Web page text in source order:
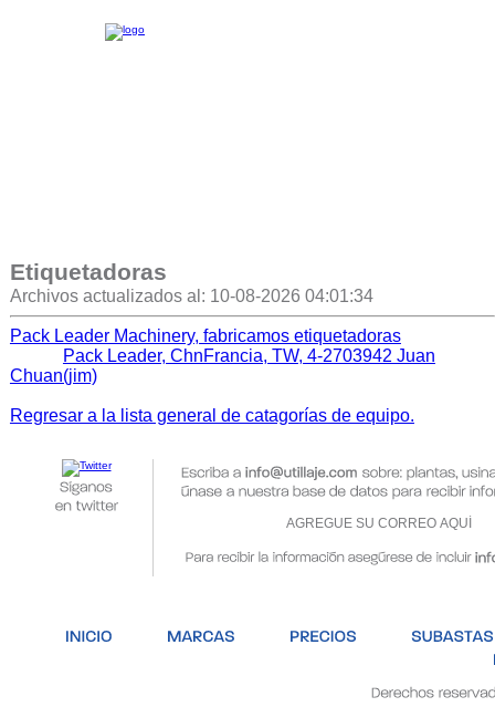
Etiquetadoras
Archivos actualizados al: 10-08-2026 04:01:34
Pack Leader Machinery, fabricamos etiquetadoras
Pack Leader, ChnFrancia, TW, 4-2703942 Juan
Chuan(jim)
Regresar a la lista general de catagorías de equipo.